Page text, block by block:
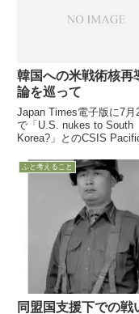
であり、いまだ日...
韓国への米戦術核再
論を巡って
Japan Times電子版に7月
で「U.S. nukes to South
Korea?」とのCSIS
る記事が掲載され、茂田
崎久彦氏がそれぞれのブ
該記事にコメント・・・
ふと考えること
同盟国支援下での戦